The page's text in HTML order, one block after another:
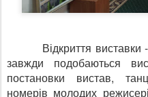
Відкриття виставки -
завжди подобаються
постановки вистав,
номерів молодих